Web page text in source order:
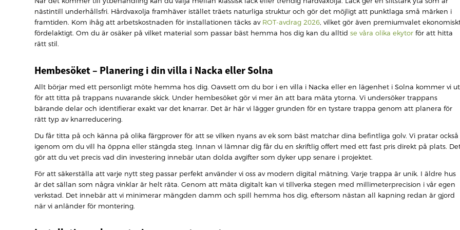
nästintill underhållsfri. Hårdvaxolja framhäver istället träets naturliga struktur och gör det möjligt att punktlaga små märken i
framtiden. Kom ihåg att arbetskostnaden för installationen täcks av ROT-avdrag 2026, vilket gör även premiumvalet
fördelaktigt. Om du är osäker på vilket material som passar bäst hemma hos dig kan du alltid se våra olika ekytor för att hitta
rätt stil.
Hembesöket – Planering i din villa i Nacka eller Solna
Allt börjar med ett personligt möte hemma hos dig. Oavsett om du bor i en villa i Nacka eller en lägenhet i Solna kommer vi ut
för att titta på trappans nuvarande skick. Under hembesöket gör vi mer än att bara mäta ytorna. Vi undersöker trappans
bärande delar och identifierar exakt var det knarrar. Det är här vi lägger grunden för en tystare trappa genom att planera för
rätt typ av knarreducering.
Du får titta på och känna på olika färgprover för att se vilken nyans av ek som bäst matchar dina befintliga golv. Vi pratar också
igenom om du vill ha öppna eller stängda steg. Innan vi lämnar dig får du en skriftlig offert med ett fast pris direkt på plats.
gör att du vet precis vad din investering innebär utan dolda avgifter som dyker upp senare i projektet.
För att säkerställa att varje nytt steg passar perfekt använder vi oss av modern digital mätning. Varje trappa är unik. I äldre hus
är det sällan som några vinklar är helt räta. Genom att mäta digitalt kan vi tillverka stegen med millimeterprecision i vår egen
verkstad. Det innebär att vi minimerar mängden damm och spill hemma hos dig, eftersom nästan all kapning redan är gjord
när vi anländer för montering.